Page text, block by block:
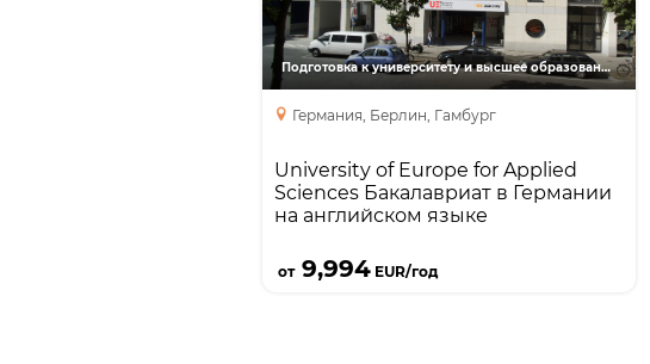
Подготовка к университету и высшее образование
Германия, Берлин, Гамбург
University of Europe for Applied
Sciences Бакалавриат в Германии
на английском языке
от9,994 EUR/год
Foundation
Бакалавриат
Studienkolleg